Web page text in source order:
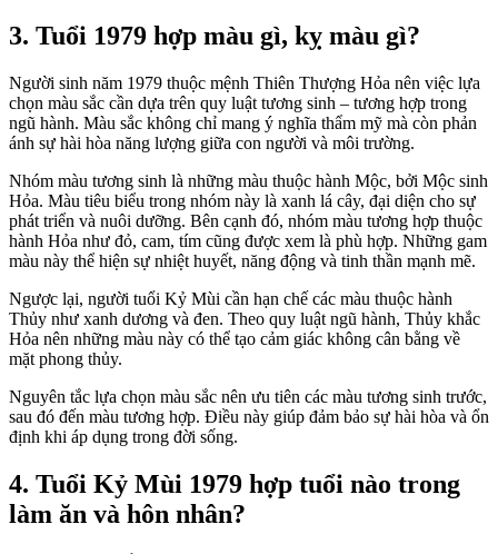
3. Tuổi 1979 hợp màu gì, kỵ màu gì?
Người sinh năm 1979 thuộc mệnh Thiên Thượng Hỏa nên việc lựa
chọn màu sắc cần dựa trên quy luật tương sinh – tương hợp trong
ngũ hành. Màu sắc không chỉ mang ý nghĩa thẩm mỹ mà còn phản
ánh sự hài hòa năng lượng giữa con người và môi trường.
Nhóm màu tương sinh là những màu thuộc hành Mộc, bởi Mộc sinh
Hỏa. Màu tiêu biểu trong nhóm này là xanh lá cây, đại diện cho sự
phát triển và nuôi dưỡng. Bên cạnh đó, nhóm màu tương hợp thuộc
hành Hỏa như đỏ, cam, tím cũng được xem là phù hợp. Những gam
màu này thể hiện sự nhiệt huyết, năng động và tinh thần mạnh mẽ.
Ngược lại, người tuổi Kỷ Mùi cần hạn chế các màu thuộc hành
Thủy như xanh dương và đen. Theo quy luật ngũ hành, Thủy khắc
Hỏa nên những màu này có thể tạo cảm giác không cân bằng về
mặt phong thủy.
Nguyên tắc lựa chọn màu sắc nên ưu tiên các màu tương sinh trước,
sau đó đến màu tương hợp. Điều này giúp đảm bảo sự hài hòa và ổn
định khi áp dụng trong đời sống.
4. Tuổi Kỷ Mùi 1979 hợp tuổi nào trong
làm ăn và hôn nhân?